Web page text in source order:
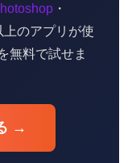
・
上のアプリが使
無料で試せま
→